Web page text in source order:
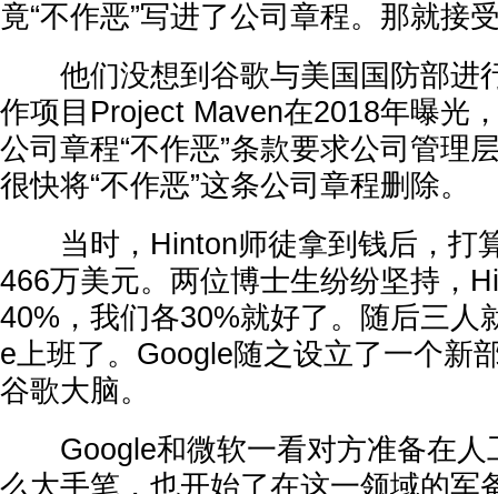
竟“不作恶”写进了公司章程。那就接
他们没想到谷歌与美国国防部进
作项目Project Maven在2018年曝光
公司章程“不作恶”条款要求公司管理
很快将“不作恶”这条公司章程删除。
当时，Hinton师徒拿到钱后，打
466万美元。两位博士生纷纷坚持，
40%，我们各30%就好了。随后三人
e上班了。Google随之设立了一个新
谷歌大脑。
Google和微软一看对方准备在人
么大手笔，也开始了在这一领域的军